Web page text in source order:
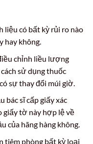
liệu có bất kỳ rủi ro nào
hay không.
chỉnh liều lượng
sử dụng thuốc
sự thay đổi múi giờ.
bác sĩ cấp giấy xác
giấy tờ này hợp lệ về
của hãng hàng không.
tiêm phòng bất kỳ loại